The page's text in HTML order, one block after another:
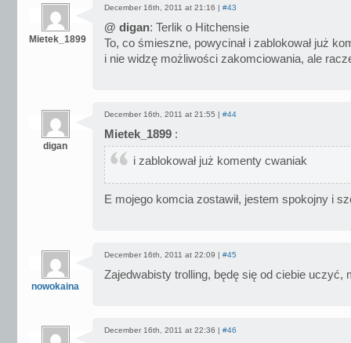
Mietek_1899
December 16th, 2011 at 21:16 | #43
@ digan: Terlik o Hitchensie
To, co śmieszne, powycinał i zablokował już
i nie widzę możliwości zakomciowania, ale
digan
December 16th, 2011 at 21:55 | #44
Mietek_1899 :
i zablokował już komenty cwaniak
E mojego komcia zostawił, jestem spokojny i
nowokaina
December 16th, 2011 at 22:09 | #45
Zajedwabisty trolling, będę się od ciebie uczyć,
December 16th, 2011 at 22:36 | #46